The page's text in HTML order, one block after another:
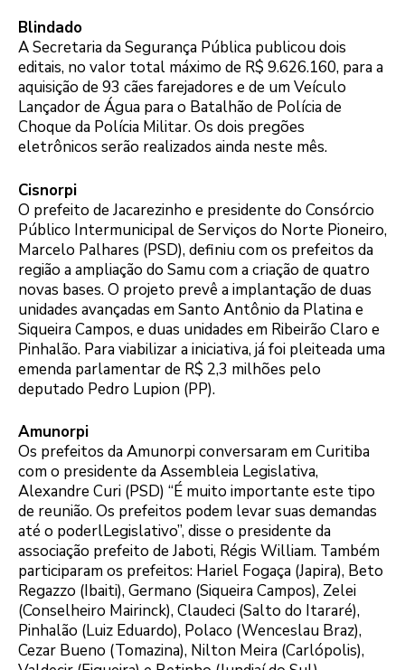
Blindado
A Secretaria da Segurança Pública publicou dois
editais, no valor total máximo de R$ 9.626.160, para a
aquisição de 93 cães farejadores e de um Veículo
Lançador de Água para o Batalhão de Polícia de
Choque da Polícia Militar. Os dois pregões
eletrônicos serão realizados ainda neste mês.
Cisnorpi
O prefeito de Jacarezinho e presidente do Consórcio
Público Intermunicipal de Serviços do Norte Pioneiro,
Marcelo Palhares (PSD), definiu com os prefeitos da
região a ampliação do Samu com a criação de quatro
novas bases. O projeto prevê a implantação de duas
unidades avançadas em Santo Antônio da Platina e
Siqueira Campos, e duas unidades em Ribeirão Claro e
Pinhalão. Para viabilizar a iniciativa, já foi pleiteada uma
emenda parlamentar de R$ 2,3 milhões pelo
deputado Pedro Lupion (PP).
Amunorpi
Os prefeitos da Amunorpi conversaram em Curitiba
com o presidente da Assembleia Legislativa,
Alexandre Curi (PSD) “É muito importante este tipo
de reunião. Os prefeitos podem levar suas demandas
até o poderlLegislativo”, disse o presidente da
associação prefeito de Jaboti, Régis William. Também
participaram os prefeitos: Hariel Fogaça (Japira), Beto
Regazzo (Ibaiti), Germano (Siqueira Campos), Zelei
(Conselheiro Mairinck), Claudeci (Salto do Itararé),
Pinhalão (Luiz Eduardo), Polaco (Wenceslau Braz),
Cezar Bueno (Tomazina), Nilton Meira (Carlópolis),